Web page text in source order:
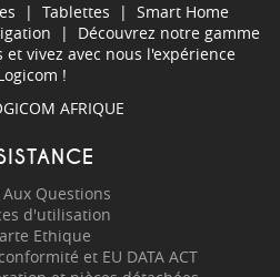
| Tablettes | Smart Home
| Découvrez notre gamme
vivez avec nous l'expérience
!
AFRIQUE
Aux Questions
d'utilisation
Ethique
et EU DATA ACT